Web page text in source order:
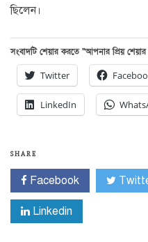
ছিলেন।
সংবাদটি শেয়ার করতে “আপনার প্রিয়
Twitter
LinkedIn
SHARE
Facebook
Linkedin